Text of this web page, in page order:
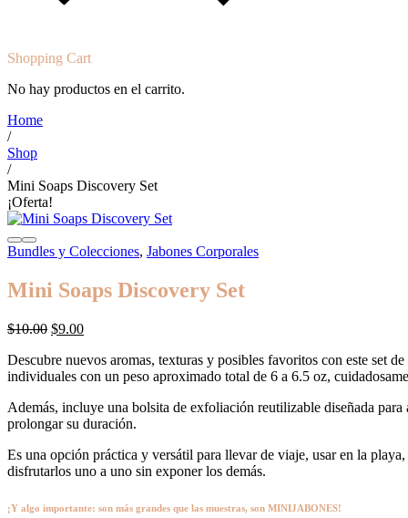
Shopping Cart
No hay productos en el carrito.
Home
/
Shop
/
Mini Soaps Discovery Set
¡Oferta!
Bundles y Colecciones, Jabones Corporales
Mini Soaps Discovery Set
$10.00 El
original
era:
$9.00El
actual
es:
Descubre nuevos aromas, texturas y posibles favoritos con este set
individuales con un peso aproximado total de 6 a 6.5 oz,
Además, incluye una bolsita de exfoliación reutilizable diseñada
prolongar su duración.
Es una opción práctica y versátil para llevar de viaje, usar en la
disfrutarlos uno a uno sin exponer los demás.
¡Y algo importante: son más grandes que las muestras, son MINIJABONES!